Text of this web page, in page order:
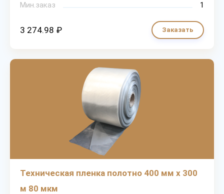
Мин.заказ
1
3 274.98 ₽ Заказать
Техническая пленка полотно 400 мм х 300
м 80 мкм